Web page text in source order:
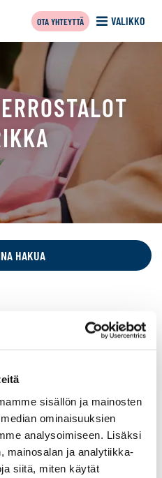
sisällön ja mainosten
ominaisuuksien
analysoimiseen. Lisäksi
mainosalan ja analytiikka-
siitä, miten käytät
VALIKKO
OTA YHTEYTTÄ
HAKUA